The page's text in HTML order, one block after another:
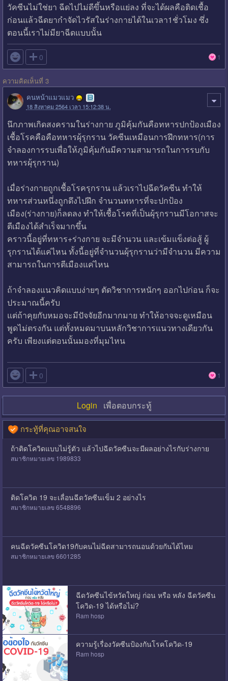
วัคซีนไม่ใช่ยา ฉีดไปไม่ดีขึ้นหรือแย่ลง ที่จะได้ผลคือติดเชื้อ
ก่อนแล้วฉีดยากำจัดไวรัสในร่างกายได้ในเวลา1ชั่วโมง ซึ่ง
ตอนนี้เราไม่มียาฉีดแบบนั้น
 0 1
ความคิดเห็นที่ 3
คนหน้าแมวแมว
18 สิงหาคม 2564 เวลา 15:12:38 น.
นึกภาพเกิดสงครามในร่างกาย ภูมิคุ้มกันคือทหารปกป้องเมือง
เชื้อโรคคือคือทหารผุ้รุกราน วัคซีนเหมือนการฝึกทหาร(การ
จำลองการรบเพื่อให้ภูมิคุ้มกันมีความสามารถในการรบกับ
ทหารผุ้รุกราน)
เมื่อร่างกายถูกเชื้อโรครุกราน แล้วเราไปฉีดวัคซีน ทำให้
ทหารส่วนหนึ่งถูกดึงไปฝึก จำนวนทหารที่จะปกป้อง
เมือง(ร่างกาย)ก็ลดลง ทำให้เชื้อโรคที่เป็นผุ้รุกรานมีโอกาสจะ
ตีเมืองได้สำเร็จมากขึ้น
คราวนี้อยู่ที่ทหาร+ร่างกาย จะมีจำนวน และเข้มแข็งต่อสู้ ผู้
รุกรานได้แค่ไหน ทั้งนี้อยู่ที่จำนวนผุ้รุกรานว่ามีจำนวน มีความ
สามารถในการตีเมืองแค่ไหน
ถ้าจำลองแนวคิดแบบง่ายๆ ตัดวิชาการหนักๆ ออกไปก่อน ก็จะ
ประมาณนี้ครับ
แต่ถ้าคุยกับหมอจะมีปัจจัยอีกมากมาย ทำให้อาจจะดูเหมือน
พูดไม่ตรงกัน แต่ทั้งหมดมาบนหลักวิชาการแนวทางเดียวกัน
ครับ เพียงแต่ตอนนั้นมองที่มุมไหน
 0 1
Login เพื่อตอบกระทู้
กระทู้ที่คุณอาจสนใจ
ถ้าติดโควิดแบบไม่รู้ตัว แล้วไปฉีดวัคซีนจะมีผลอย่างไรกับร่างกาย
สมาชิกหมายเลข 1989833
ติดโควิด 19 จะเลื่อนฉีดวัคซีนเข็ม 2 อย่างไร
สมาชิกหมายเลข 6548896
คนฉีดวัคซีนโควิด19กับคนไม่ฉีดสามารถนอนด้วยกันได้ไหม
สมาชิกหมายเลข 6601285
ฉีดวัคซีนไข้หวัดใหญ่ ก่อน หรือ หลัง ฉีดวัคซีน
โควิด-19 ได้หรือไม่?
Ram hosp
ความรู้เรื่องวัคซีนป้องกันโรคโควิด-19
Ram hosp